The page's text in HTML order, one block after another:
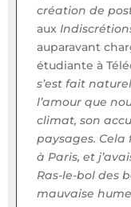
création de
aux
auparavant
étudiante à
s’est fait
l’amour que
climat, son
paysages. Cela
à Paris, et
Ras-le-bol des
mauvaise